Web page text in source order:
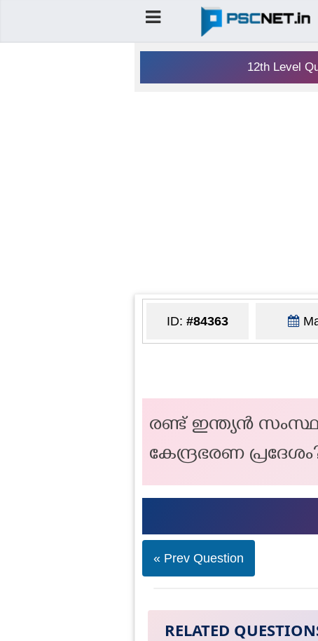
12th Level
ID: #84363
രണ്ട് ഇന്ത്യൻ
കേന്ദ്രഭരണ
« Prev Question
RELATED